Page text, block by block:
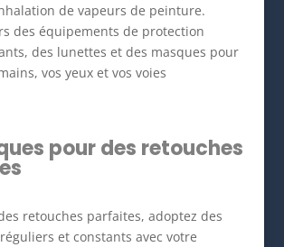
de vapeurs de peinture.
des équipements de protection
des lunettes et des masques pour
vos yeux et vos voies
pour des retouches
retouches parfaites, adoptez des
et constants avec votre